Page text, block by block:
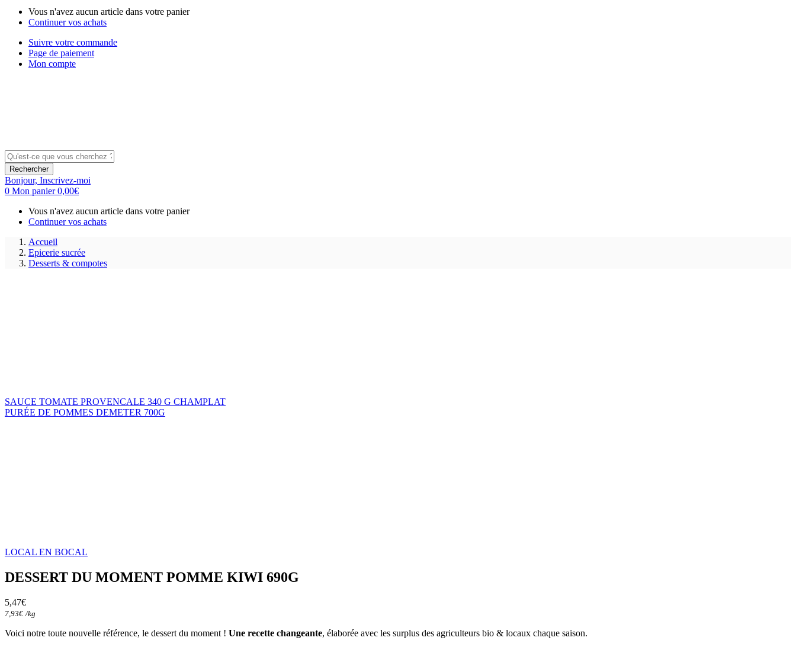
Vous n'avez aucun article dans votre panier
Continuer vos achats
Suivre votre commande
Page de paiement
Mon compte
Rechercher
Bonjour, Inscrivez-moi
0 Mon panier0,00€
Vous n'avez aucun article dans votre panier
Continuer vos achats
Accueil
Epicerie sucrée
Desserts & compotes
SAUCE TOMATE PROVENCALE 340 G CHAMPLAT
PURÉE DE POMMES DEMETER 700G
LOCAL EN BOCAL
DESSERT DU MOMENT POMME KIWI 690G
5,47€
7,93€ /kg
Voici notre toute nouvelle référence, le dessert du moment ! Une recette changeante, élaborée avec les surplus des agriculteurs bio & locaux chaque saison.